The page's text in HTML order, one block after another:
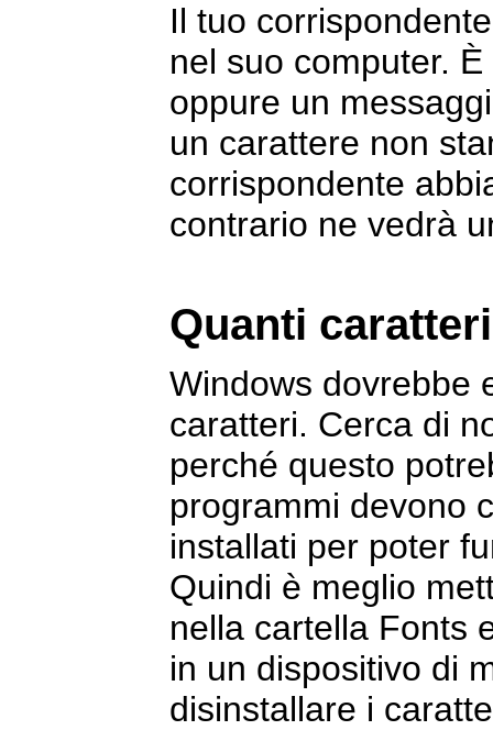
Il tuo
nel suo computer.
oppure un
un carattere non
corrispondente
contrario ne vedrà
Quanti
Windows dovrebbe
caratteri. Cerca di
perché questo
programmi devono
installati per poter
Quindi è meglio
nella cartella Fonts
in un dispositivo di
disinstallare i